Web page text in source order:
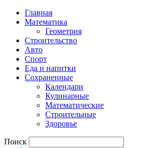
Главная
Математика
Геометрия
Строительство
Авто
Спорт
Еда и напитки
Сохраненные
Календари
Кулинарные
Математические
Строительные
Здоровье
Поиск